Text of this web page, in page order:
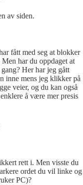
fått med seg at blokker
har du oppdaget at
Her har jeg gått
inne mens jeg klikker på
veier, og du kan også
å være mer presis
rett i. Men visste du
ordet du vil linke og
PC)?